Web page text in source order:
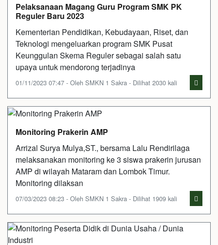
Pelaksanaan Magang Guru Program SMK PK
Reguler Baru 2023
Kementerian Pendidikan, Kebudayaan, Riset, dan
Teknologi mengeluarkan program SMK Pusat
Keunggulan Skema Reguler sebagai salah satu
upaya untuk mendorong terjadinya
01/11/2023 07:47 - Oleh SMKN 1 Sakra - Dilihat 2030 kali
Monitoring Prakerin AMP
Arrizal Surya Mulya,ST., bersama Lalu Rendirilaga
melaksanakan monitoring ke 3 siswa prakerin jurusan
AMP di wilayah Mataram dan Lombok Timur.
Monitoring dilaksan
07/03/2023 08:23 - Oleh SMKN 1 Sakra - Dilihat 1909 kali